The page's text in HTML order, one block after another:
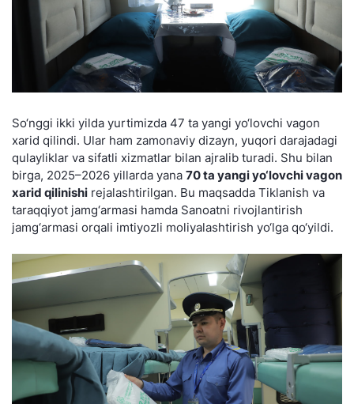
So‘nggi ikki yilda yurtimizda 47 ta yangi yo‘lovchi vagon
xarid qilindi. Ular ham zamonaviy dizayn, yuqori darajadagi
qulayliklar va sifatli xizmatlar bilan ajralib turadi. Shu bilan
birga, 2025–2026 yillarda yana 70 ta yangi yo‘lovchi vagon
xarid qilinishi rejalashtirilgan. Bu maqsadda Tiklanish va
taraqqiyot jamg‘armasi hamda Sanoatni rivojlantirish
jamg‘armasi orqali imtiyozli moliyalashtirish yo‘lga qo‘yildi.